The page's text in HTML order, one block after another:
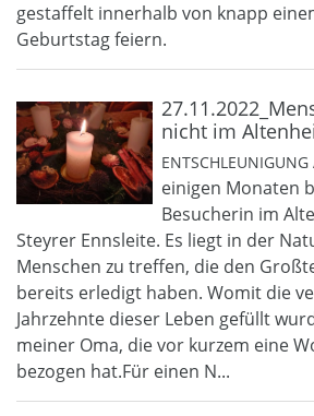
gestaffelt innerhalb von knapp
Geburtstag feiern.
nicht im
einigen Monaten
Besucherin im
Steyrer Ennsleite. Es liegt in der
Menschen zu treffen, die den
bereits erledigt haben. Womit die
Jahrzehnte dieser Leben gefüllt
meiner Oma, die vor kurzem eine
bezogen hat.Für einen N...